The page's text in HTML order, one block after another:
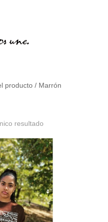
producto / Marrón
resultado